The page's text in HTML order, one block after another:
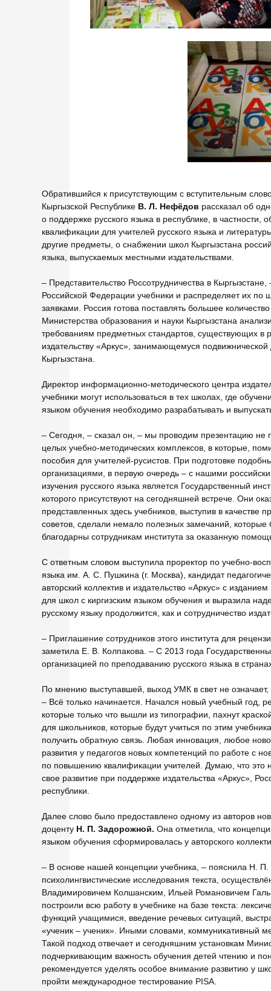
Обратившийся к присутствующим с вступительным
Кыргызской РеспубликеВ. Л. Нефёдов рассказал об
о поддержке русского языка в республике, в
квалификации для учителей русского языка и
другие предметы, о снабжении школ Кыргызстана
языка, выпускаемых местными издательствами.
– Представительство Россотрудничества в
Российской Федерации учебники и распределяет их по
заявками. Россия готова поставлять большее
Министерства образования и науки Кыргызстана
требованиям предметных стандартов, существующих в
издательству «Аркус», занимающемуся
Кыргызстана.
Директор информационно-методического центра
учебники могут использоваться в тех школах, где
языком обучения необходимо разрабатывать и
– Сегодня, – сказал он, – мы проводим презентацию не
целых учебно-методических комплексов, в которые,
пособия для учителей-русистов. При подготовке
организациями, в первую очередь – с нашими
изучения русского языка является Государственный
которого присутствуют на сегодняшней встрече. Они
представленных здесь учебников, выступив в
советов, сделали немало полезных замечаний,
благодарны сотрудникам института за оказанную
С ответным словом выступила проректор по учебно-
языка им. А. С. Пушкина (г. Москва), кандидат
авторский коллектив и издательство «Аркус» с
для школ с киргизским языком обучения и выразила
русскому языку продолжится, как и сотрудничество
– Приглашение сотрудников этого института для
заметила Е. В. Колпакова. – С 2013 года
организацией по преподаванию русского языка в
По мнению выступавшей, выход УМК в свет не
– Всё только начинается. Начался новый учебный год,
которые только что вышли из типографии, пахнут
для школьников, которые будут учиться по этим
получить обратную связь. Любая инновация, любое
развития у педагогов новых компетенций по работе
по повышению квалификации учителей. Думаю, что это
свое развитие при поддержке издательства «Аркус»,
республики.
Далее слово было предоставлено одному из авторов
доценту Н. П. Задорожной. Она отметила, что
языком обучения сформировалась у авторского
– В основе нашей концепции учебника, – пояснила Н. П.
психолингвистические исследования текста,
Владимировичем Колшанским, Ильей Романовичем
построили всю работу в учебнике на базе текста:
функций учащимися, введение речевых ситуаций,
«ученик – ученик». Иными словами, коммуникативный
Такой подход отвечает и сегодняшним установкам
подчеркивающим важность обучения детей чтению и
рекомендуется уделять особое внимание развитию у
пройти международное тестирование PISA.